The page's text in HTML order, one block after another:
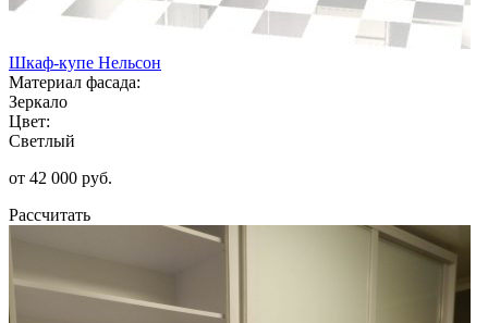
Шкаф-купе Нельсон
Материал фасада:
Зеркало
Цвет:
Светлый
от 42 000 руб.
Рассчитать